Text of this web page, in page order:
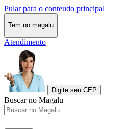
Pular para o conteudo principal
Tem no magalu
Atendimento
Digite seu CEP
Buscar no Magalu